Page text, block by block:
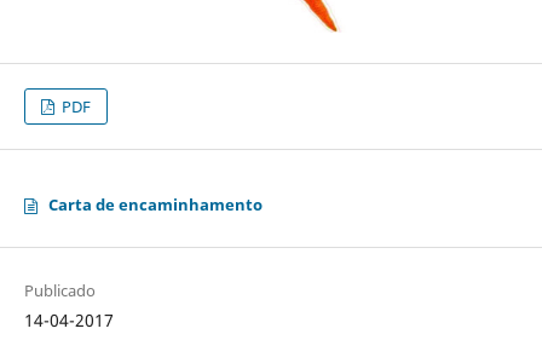
PDF
Carta de encaminhamento
Publicado
14-04-2017